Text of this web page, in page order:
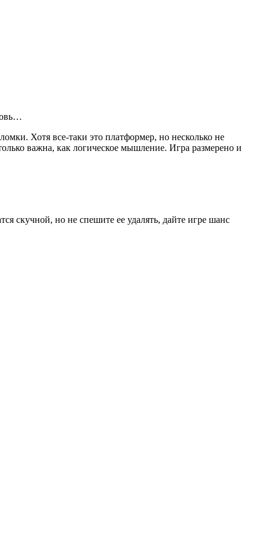
Хотя все-таки это платформер, но несколько не
важна, как логическое мышление. Игра размерено и
скучной, но не спешите ее удалять, дайте игре шанс